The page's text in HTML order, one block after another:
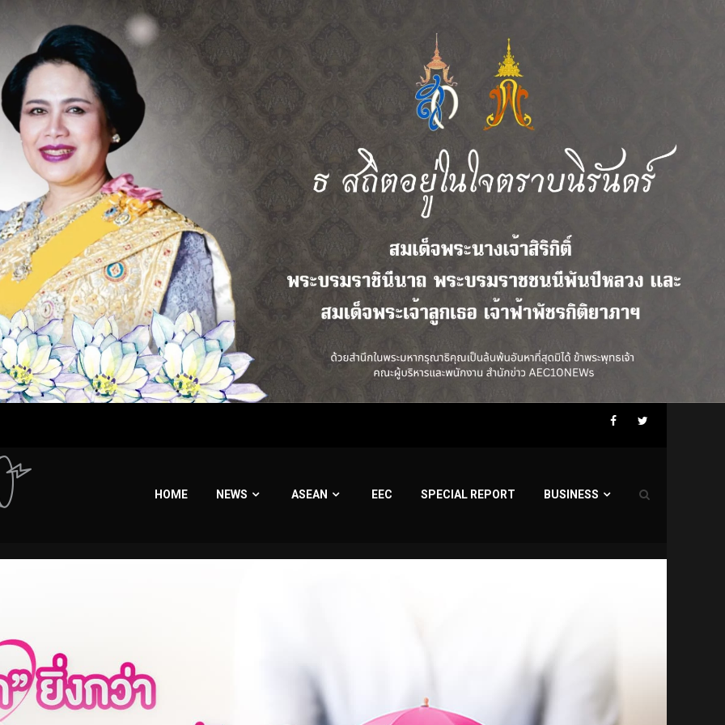
Facebook
Twitter
HOME NEWS ASEAN EEC SPECIAL REPORT BUSINESS